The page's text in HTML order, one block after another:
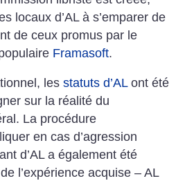
locaux d’AL à s’emparer de
de ceux promus par le
Framasoft.
lesstatuts d’ALont été
sur la réalité du
La procédure
en cas d’agression
d’AL a également été
l’expérience acquise – AL